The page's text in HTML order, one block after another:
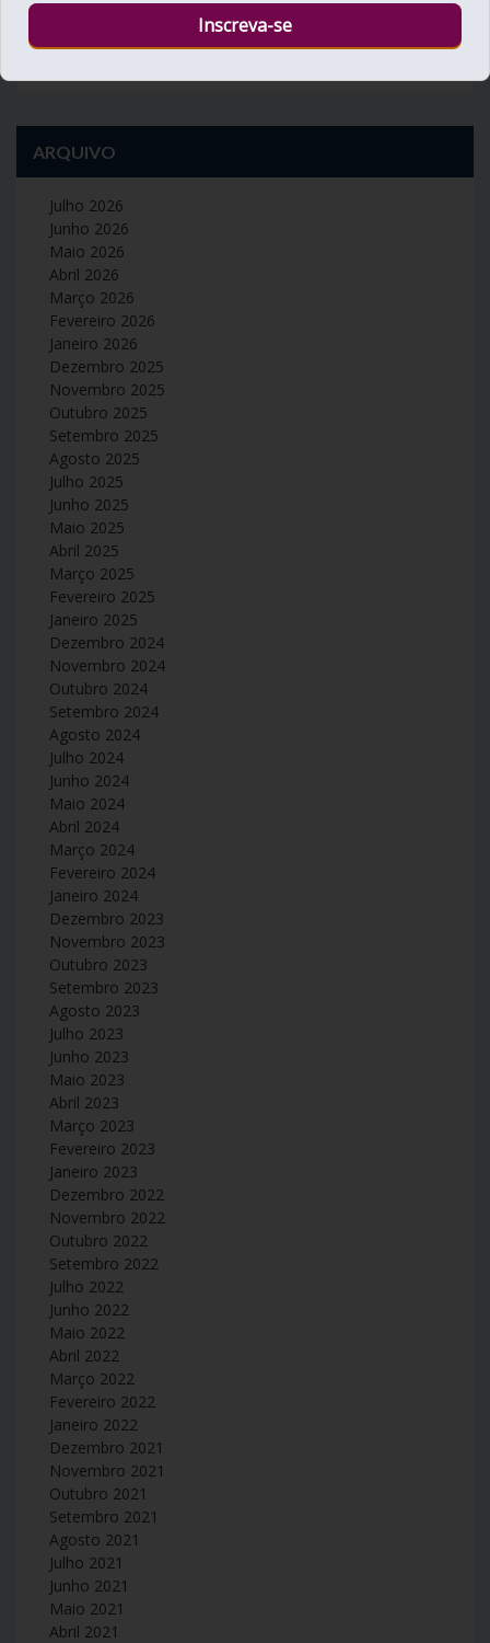
ARQUIVO
Julho 2026
Junho 2026
Maio 2026
Abril 2026
Março 2026
Fevereiro 2026
Janeiro 2026
Dezembro 2025
Novembro 2025
Outubro 2025
Setembro 2025
Agosto 2025
Julho 2025
Junho 2025
Maio 2025
Abril 2025
Março 2025
Fevereiro 2025
Janeiro 2025
Dezembro 2024
Novembro 2024
Outubro 2024
Setembro 2024
Agosto 2024
Julho 2024
Junho 2024
Maio 2024
Abril 2024
Março 2024
Fevereiro 2024
Janeiro 2024
Dezembro 2023
Novembro 2023
Outubro 2023
Setembro 2023
Agosto 2023
Julho 2023
Junho 2023
Maio 2023
Abril 2023
Março 2023
Fevereiro 2023
Janeiro 2023
Dezembro 2022
Novembro 2022
Outubro 2022
Setembro 2022
Julho 2022
Junho 2022
Maio 2022
Abril 2022
Março 2022
Fevereiro 2022
Janeiro 2022
Dezembro 2021
Novembro 2021
Outubro 2021
Setembro 2021
Agosto 2021
Julho 2021
Junho 2021
Maio 2021
Abril 2021